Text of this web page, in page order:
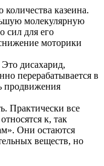
казеина.
молекулярную
сил для его
моторики
дисахарид,
перерабатывается в
продвижения
Практически все
к, так
Они остаются
веществ, но